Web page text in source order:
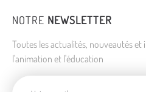
NOTRE NEWSLETTER
Toutes les actualités, nouveautés
l'animation et l'éducation